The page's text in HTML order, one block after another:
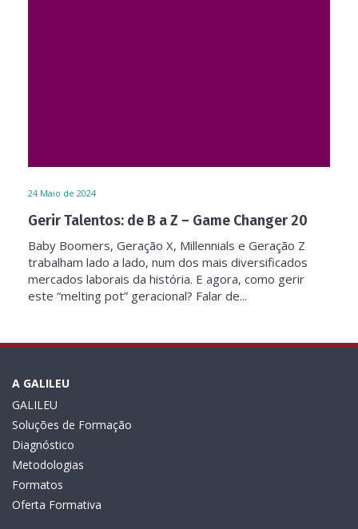
24 Maio de 2024
Gerir Talentos: de B a Z – Game Changer 20
Baby Boomers, Geração X, Millennials e Geração Z
trabalham lado a lado, num dos mais diversificados
mercados laborais da história. E agora, como gerir
este “melting pot” geracional? Falar de...
A GALILEU
GALILEU
Soluções de Formação
Diagnóstico
Metodologias
Formatos
Oferta Formativa